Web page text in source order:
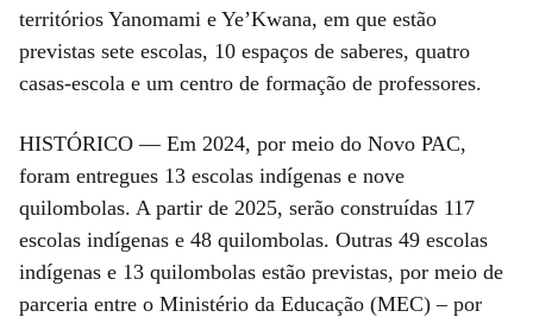
territórios Yanomami e Ye’Kwana, em que estão
previstas sete escolas, 10 espaços de saberes, quatro
casas-escola e um centro de formação de professores.
HISTÓRICO — Em 2024, por meio do Novo PAC,
foram entregues 13 escolas indígenas e nove
quilombolas. A partir de 2025, serão construídas 117
escolas indígenas e 48 quilombolas. Outras 49 escolas
indígenas e 13 quilombolas estão previstas, por meio de
parceria entre o Ministério da Educação (MEC) – por